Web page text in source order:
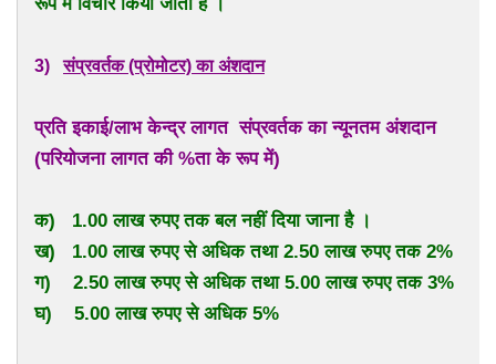
3)संप्रवर्तक (प्रोमोटर) का अंशदान
प्रति इकाई/लाभ केन्द्र लागत संप्रवर्तक का न्यूनतम अंशदान
(परियोजना लागत की %ता के रूप में)
क) 1.00 लाख रुपए तक बल नहीं दिया जाना है ।
ख) 1.00 लाख रुपए से अधिक तथा 2.50 लाख रुपए तक 2%
ग) 2.50 लाख रुपए से अधिक तथा 5.00 लाख रुपए तक 3%
घ) 5.00 लाख रुपए से अधिक 5%